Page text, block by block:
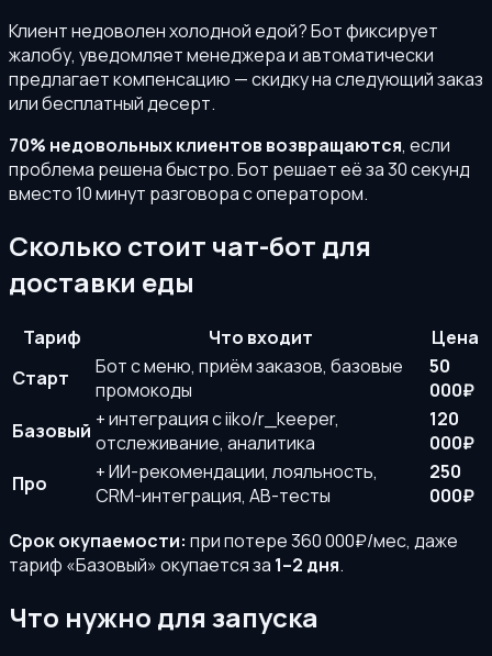
Клиент недоволен холодной едой? Бот фиксирует
жалобу, уведомляет менеджера и автоматически
предлагает компенсацию — скидку на следующий заказ
или бесплатный десерт.
70% недовольных клиентов возвращаются, если
проблема решена быстро. Бот решает её за 30 секунд
вместо 10 минут разговора с оператором.
Сколько стоит чат-бот для
доставки еды
Тариф Что входит
Цена
Старт
Бот с меню, приём заказов, базовые
промокоды
50
000₽
Базовый + интеграция с iiko/r_keeper,
отслеживание, аналитика
120
000₽
Про
+ ИИ-рекомендации, лояльность,
CRM-интеграция, AB-тесты
250
000₽
Срок окупаемости: при потере 360 000₽/мес, даже
тариф «Базовый» окупается за 1–2 дня.
Что нужно для запуска